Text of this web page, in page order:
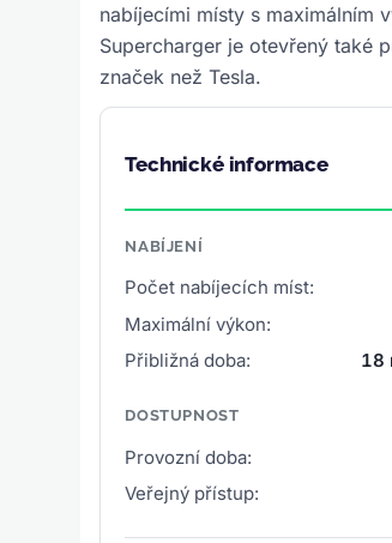
nabíjecími místy s maximálním
Supercharger je otevřený také
značek než Tesla.
Technické informace
NABÍJENÍ
Počet nabíjecích míst:
Maximální výkon:
Přibližná doba:
18
DOSTUPNOST
Provozní doba:
Veřejný přístup: